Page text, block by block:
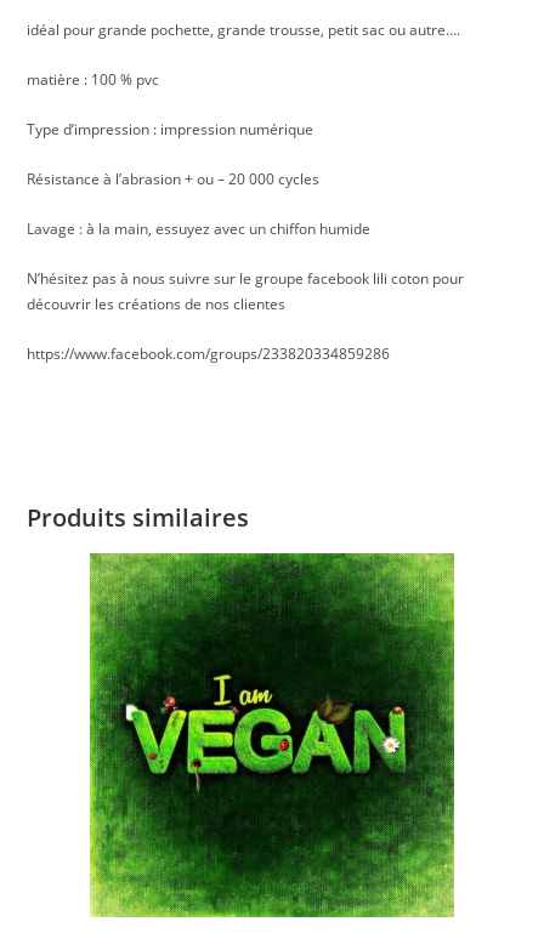
idéal pour grande pochette, grande trousse, petit sac ou autre….
matière : 100 % pvc
Type d’impression : impression numérique
Résistance à l’abrasion + ou – 20 000 cycles
Lavage : à la main, essuyez avec un chiffon humide
N’hésitez pas à nous suivre sur le groupe facebook lili coton pour
découvrir les créations de nos clientes
https://www.facebook.com/groups/233820334859286
Produits similaires